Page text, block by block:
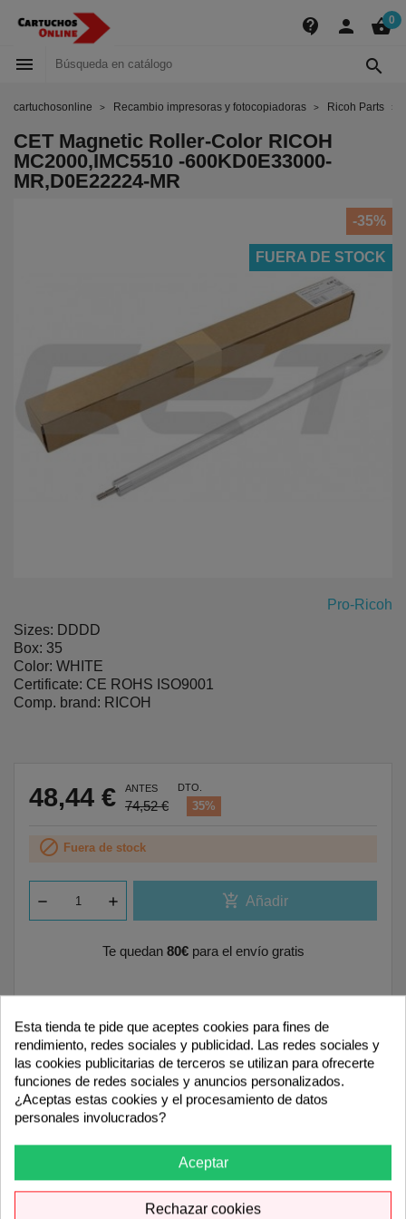
contact_support person shopping_basket0
 
cartuchosonline Recambio impresoras y fotocopiadoras Ricoh Parts
CET Magnetic Roller-Color RICOH
MC2000,IMC5510 -600KD0E33000-
MR,D0E22224-MR
-35%
FUERA DE STOCK
Pro-Ricoh
Sizes: DDDD
Box: 35
Color: WHITE
Certificate: CE ROHS ISO9001
Comp. brand: RICOH
48,44 € ANTES
74,52 €
DTO.
35%
 Fuera de stock
add_shopping_cart Añadir
Te quedan 80€para el envío gratis
Acepto recibir ofertas y comunicaciones
comerciales según la[política de privacidad].
Podrás darte de baja en cualquier momento.
Avisarme cuando esté disponible
Esta tienda te pide que aceptes cookies para fines de
rendimiento, redes sociales y publicidad. Las redes sociales y
las cookies publicitarias de terceros se utilizan para ofrecerte
funciones de redes sociales y anuncios personalizados.
¿Aceptas estas cookies y el procesamiento de datos
personales involucrados?
Aceptar
Rechazar cookies